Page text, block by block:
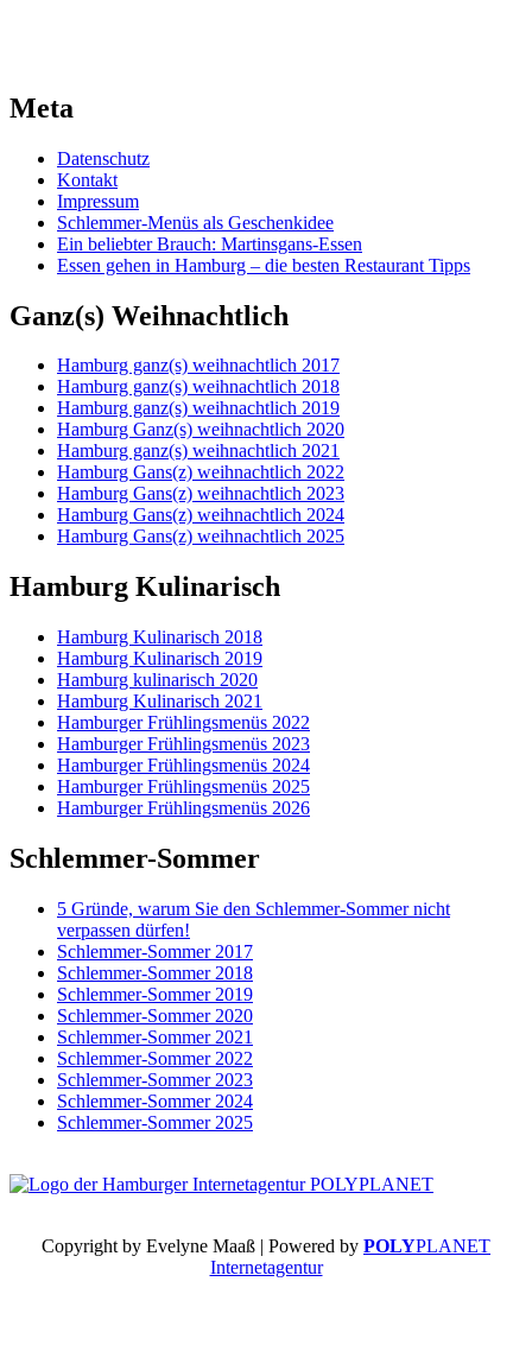
Meta
Datenschutz
Kontakt
Impressum
Schlemmer-Menüs als Geschenkidee
Ein beliebter Brauch: Martinsgans-Essen
Essen gehen in Hamburg – die besten Restaurant Tipps
Ganz(s) Weihnachtlich
Hamburg ganz(s) weihnachtlich 2017
Hamburg ganz(s) weihnachtlich 2018
Hamburg ganz(s) weihnachtlich 2019
Hamburg Ganz(s) weihnachtlich 2020
Hamburg ganz(s) weihnachtlich 2021
Hamburg Gans(z) weihnachtlich 2022
Hamburg Gans(z) weihnachtlich 2023
Hamburg Gans(z) weihnachtlich 2024
Hamburg Gans(z) weihnachtlich 2025
Hamburg Kulinarisch
Hamburg Kulinarisch 2018
Hamburg Kulinarisch 2019
Hamburg kulinarisch 2020
Hamburg Kulinarisch 2021
Hamburger Frühlingsmenüs 2022
Hamburger Frühlingsmenüs 2023
Hamburger Frühlingsmenüs 2024
Hamburger Frühlingsmenüs 2025
Hamburger Frühlingsmenüs 2026
Schlemmer-Sommer
5 Gründe, warum Sie den Schlemmer-Sommer nicht
verpassen dürfen!
Schlemmer-Sommer 2017
Schlemmer-Sommer 2018
Schlemmer-Sommer 2019
Schlemmer-Sommer 2020
Schlemmer-Sommer 2021
Schlemmer-Sommer 2022
Schlemmer-Sommer 2023
Schlemmer-Sommer 2024
Schlemmer-Sommer 2025
Copyright by Evelyne Maaß | Powered by POLYPLANET
Internetagentur